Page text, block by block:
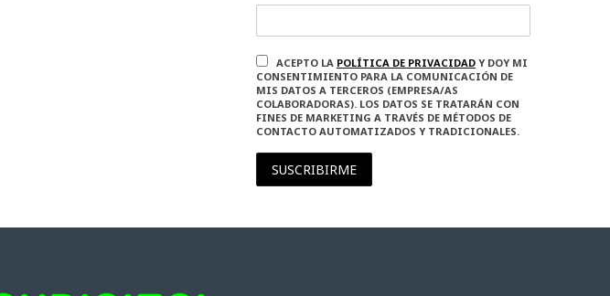
ACEPTO LA POLÍTICA DE PRIVACIDAD Y DOY MI
CONSENTIMIENTO PARA LA COMUNICACIÓN DE
MIS DATOS A TERCEROS (EMPRESA/AS
COLABORADORAS). LOS DATOS SE TRATARÁN CON
FINES DE MARKETING A TRAVÉS DE MÉTODOS DE
CONTACTO AUTOMATIZADOS Y TRADICIONALES.
SUSCRIBIRME